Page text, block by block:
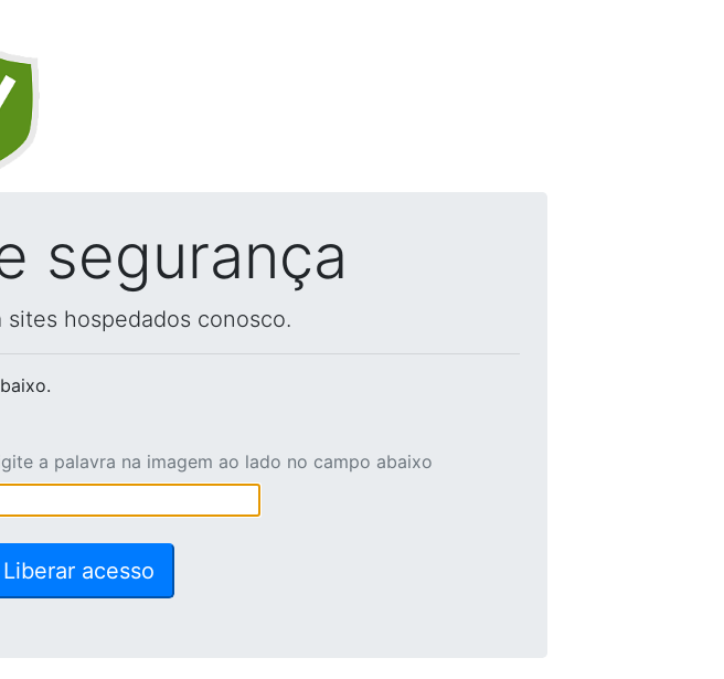
segurança
hospedados conosco.
a palavra na imagem ao lado no campo abaixo